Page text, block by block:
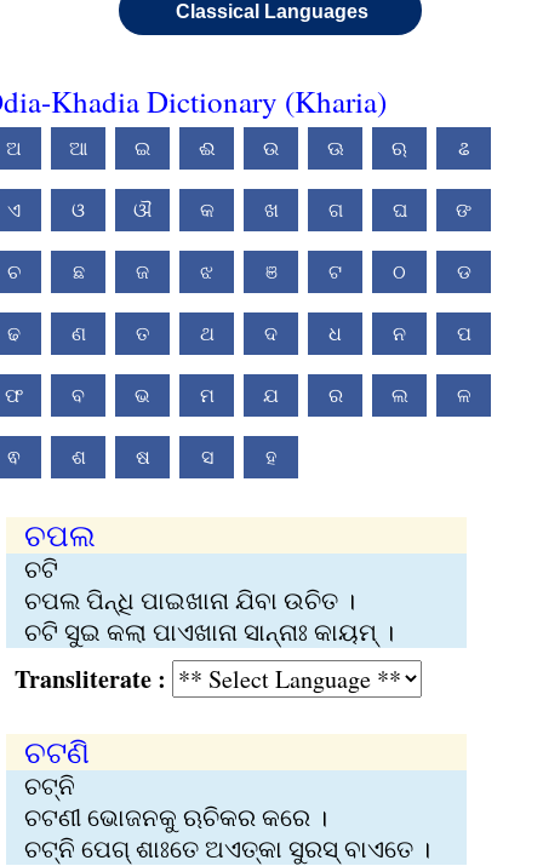
Classical Languages
Khadia Dictionary (Kharia)
ଅ ଆ ଇ ଈ ଉ ଊ ଋ ଌ
ଏ ଓ ଔ କ ଖ ଗ ଘ ଙ
ଚ ଛ ଜ ଝ ଞ ଟ ଠ ଡ
ଢ ଣ ତ ଥ ଦ ଧ ନ ପ
ଫ ବ ଭ ମ ଯ ର ଲ ଳ
ଵ ଶ ଷ ସ ହ
ଚପଲ
ଚଟି
ଚପଲ ପିନ୍ଧି ପାଇଖାନା ଯିବା ଉଚିତ ।
ଚଟି ସୁଇ କଲା ପାଏଖାନା ସାନ୍‌ନାଃ କାୟମ୍‌ ।
:
ଚଟଣି
ଚଟ୍‌ନି
ଚଟଣୀ ଭୋଜନକୁ ଋଚିକର କରେ ।
ଚଟ୍‌ନି ପେଗ୍‌ ଶାଃତେ ଅଏତ୍‌କା ସୁରସ୍‌ ବାଏତେ ।